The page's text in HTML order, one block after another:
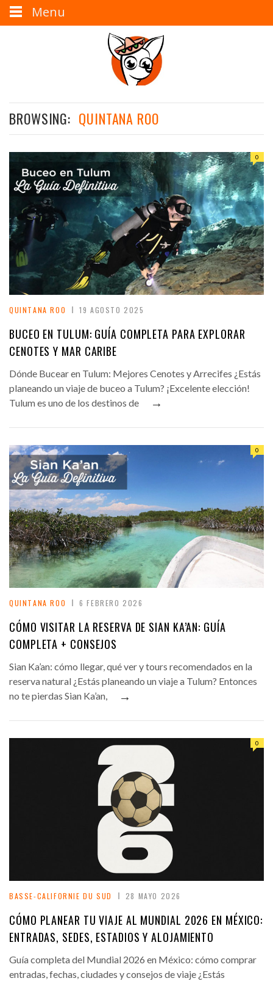
BROWSING: QUINTANA ROO
0
QUINTANA ROO 19 AGOSTO 2025
BUCEO EN TULUM: GUÍA COMPLETA PARA EXPLORAR
CENOTES Y MAR CARIBE
Dónde Bucear en Tulum: Mejores Cenotes y Arrecifes ¿Estás
planeando un viaje de buceo a Tulum? ¡Excelente elección!
Tulum es uno de los destinos de
→
0
QUINTANA ROO 6 FEBRERO 2026
CÓMO VISITAR LA RESERVA DE SIAN KA’AN: GUÍA
COMPLETA + CONSEJOS
Sian Ka’an: cómo llegar, qué ver y tours recomendados en la
reserva natural ¿Estás planeando un viaje a Tulum? Entonces
no te pierdas Sian Ka’an,
→
0
BASSE-CALIFORNIE DU SUD 28 MAYO 2026
CÓMO PLANEAR TU VIAJE AL MUNDIAL 2026 EN MÉXICO:
ENTRADAS, SEDES, ESTADIOS Y ALOJAMIENTO
Guía completa del Mundial 2026 en México: cómo comprar
entradas, fechas, ciudades y consejos de viaje ¿Estás
Menu